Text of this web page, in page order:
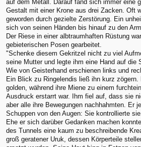
auf dem Metall. Darauf fand sich immer eine
Gestalt mit einer Krone aus drei Zacken. Oft
geworden durch gezielte Zerstörung. Ein
sich von seinen Händen bis hinauf zu den
Der Riese in einer albtraumhaften Rüstung
gebieterischen Posen gearbeitet.
"Schenke diesem Gekritzel nicht zu viel
seine Mutter und legte ihm eine Hand auf die
Wie von Geisterhand erschienen links und
Ein Blick zu Ringelendis ließ ihn kurz zögern.
golden, während ihre Miene zu einem
Ausdruck erstarrt war. Ihm fiel auf, dass sie
aber alle ihre Bewegungen nachhahmten. Er
Schuppen von den Augen: Sie kontrollierte sie.
Ehe er sich darüber Gedanken machen
des Tunnels eine kaum zu beschreibende
groß geratener Uruk, dessen Körperteile